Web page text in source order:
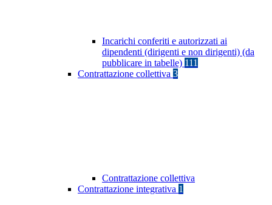
Incarichi conferiti e autorizzati ai
dipendenti (dirigenti e non dirigenti) (da
pubblicare in tabelle) 111
Contrattazione collettiva 3
Contrattazione collettiva
Contrattazione integrativa 1